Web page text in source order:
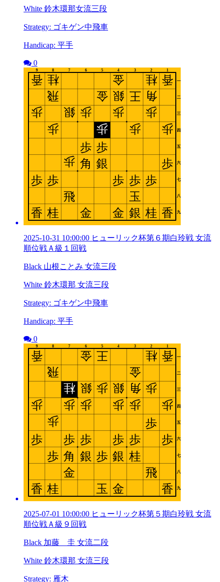
White 鈴木環那女流三段
Strategy: ゴキゲン中飛車
Handicap: 平手
0
2025-10-31 10:00:00 ヒューリック杯第６期白玲戦 女流
順位戦Ａ級１回戦
Black 山根ことみ 女流三段
White 鈴木環那 女流三段
Strategy: ゴキゲン中飛車
Handicap: 平手
0
2025-07-01 10:00:00 ヒューリック杯第５期白玲戦 女流
順位戦Ａ級９回戦
Black 加藤 圭 女流二段
White 鈴木環那 女流三段
Strategy: 雁木